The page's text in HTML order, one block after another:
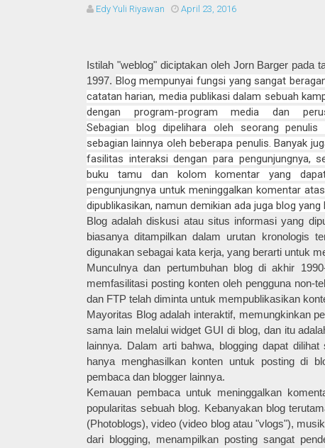
Edy Yuli Riyawan April 23, 2016
Istilah "weblog" diciptakan oleh Jorn Barger pada
1997. Blog mempunyai fungsi yang sangat
catatan harian, media publikasi dalam sebuah
dengan program-program media dan
Sebagian blog dipelihara oleh seorang penulis
sebagian lainnya oleh beberapa penulis. Banyak
fasilitas interaksi dengan para pengunjungnya,
buku tamu dan kolom komentar yang dapat
pengunjungnya untuk meninggalkan komentar
dipublikasikan, namun demikian ada juga blog
Blog adalah diskusi atau situs informasi yang
biasanya ditampilkan dalam urutan kronologis
digunakan sebagai kata kerja, yang berarti untuk
Munculnya dan pertumbuhan blog di akhir
memfasilitasi posting konten oleh pengguna non-
dan FTP telah diminta untuk mempublikasikan
Mayoritas Blog adalah interaktif, memungkinkan
sama lain melalui widget GUI di blog, dan itu
lainnya. Dalam arti bahwa, blogging dapat
hanya menghasilkan konten untuk posting di
pembaca dan blogger lainnya.
Kemauan pembaca untuk meninggalkan
popularitas sebuah blog. Kebanyakan blog
(Photoblogs), video (video blog atau "vlogs"),
dari blogging, menampilkan posting sangat